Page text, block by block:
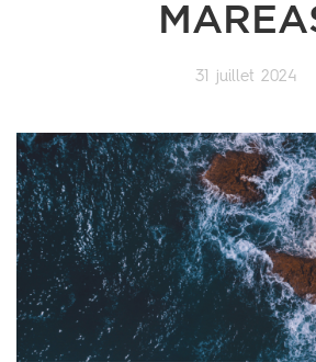
31 juillet 2024